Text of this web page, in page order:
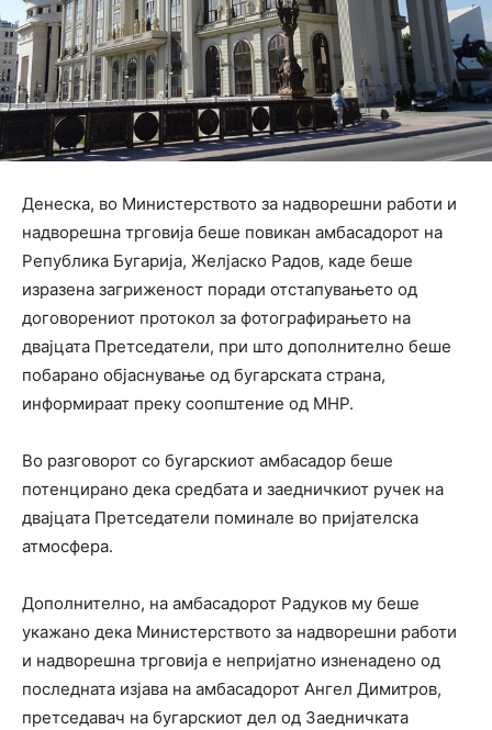
Денеска, во Министерството за надворешни работи и
надворешна трговија беше повикан амбасадорот на
Република Бугарија, Желјаско Радов, каде беше
изразена загриженост поради отстапувањето од
договорениот протокол за фотографирањето на
двајцата Претседатели, при што дополнително беше
побарано објаснување од бугарската страна,
информираат преку соопштение од МНР.
Во разговорот со бугарскиот амбасадор беше
потенцирано дека средбата и заедничкиот ручек на
двајцата Претседатели поминале во пријателска
атмосфера.
Дополнително, на амбасадорот Радуков му беше
укажано дека Министерството за надворешни работи
и надворешна трговија е непријатно изненадено од
последната изјава на амбасадорот Ангел Димитров,
претседавач на бугарскиот дел од Заедничката